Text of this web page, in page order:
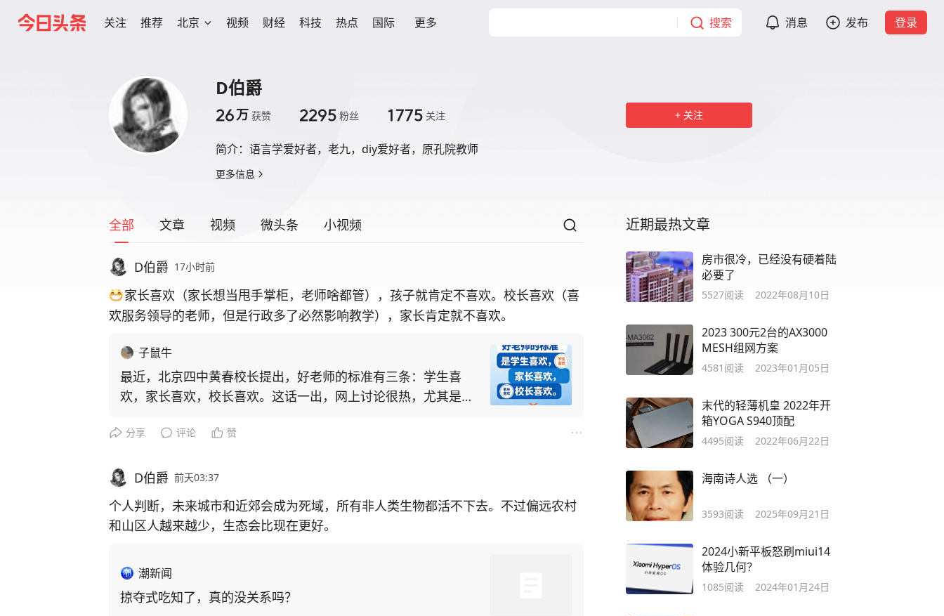
关注 推荐 北京 视频 财经 科技 热点 国际 更多 搜索 消息 发布 登录
D伯爵
26万 获赞 2295 粉丝 1775 关注
简介： 语言学爱好者，老九，diy爱好者，原孔院教师
更多信息
关注
全部 文章 视频 微头条 小视频
D伯爵 17小时前
家长喜欢（家长想当甩手掌柜，老师啥都管），孩子就肯定不喜欢。校长喜欢（喜
欢服务领导的老师，但是行政多了必然影响教学），家长肯定就不喜欢。
子鼠牛
最近，北京四中黄春校长提出，好老师的标准有三条：学生喜
欢，家长喜欢，校长喜欢。这话一出，网上讨论很热，尤其是一
分享 评论 赞
D伯爵 前天03:37
个人判断，未来城市和近郊会成为死域，所有非人类生物都活不下去。不过偏远农村
和山区人越来越少，生态会比现在更好。
潮新闻
掠夺式吃知了，真的没关系吗？
近期最热文章
房市很冷，已经没有硬着陆
必要了
5527阅读 2022年08月10日
2023 300元2台的AX3000
MESH组网方案
4581 阅读 2023年01月05日
末代的轻薄机皇 2022年开
箱YOGA S940顶配
4495阅读 2022年06月22日
海南诗人选 （一）
3593阅读 2025年09月21日
2024小新平板怒刷miui14
体验几何？
1085阅读 2024年01月24日